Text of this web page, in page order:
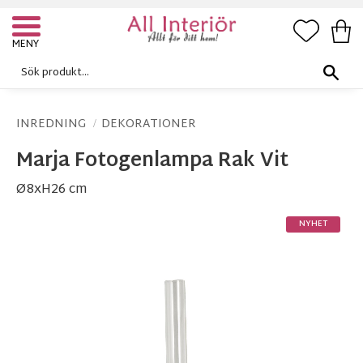
Meny
INREDNING DEKORATIONER
Marja Fotogenlampa Rak Vit
Ø8xH26 cm
NYHET